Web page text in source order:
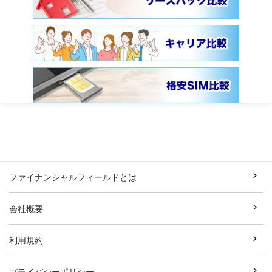
ファイナンシャルフィールドとは
会社概要
利用規約